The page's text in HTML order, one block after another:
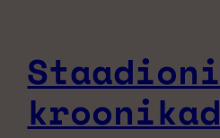
Staadioni
kroonikad